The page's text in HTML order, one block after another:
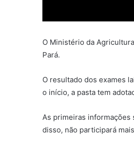
O Ministério da
Pará.
O resultado dos exames
o início, a pasta tem
As primeiras
disso, não participará